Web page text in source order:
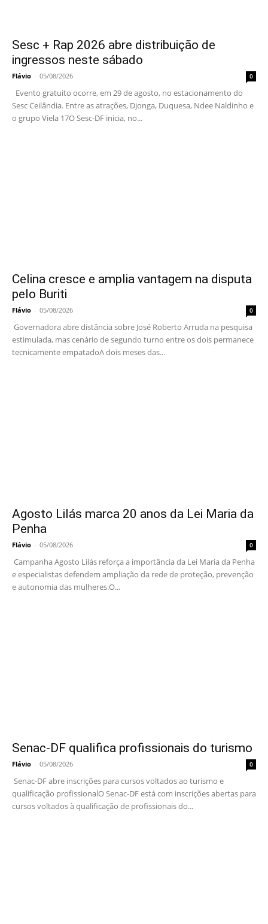
Sesc + Rap 2026 abre distribuição de
ingressos neste sábado
Flávio - 05/08/2026 0
Evento gratuito ocorre, em 29 de agosto, no estacionamento do
Sesc Ceilândia. Entre as atrações, Djonga, Duquesa, Ndee Naldinho e
o grupo Viela 17O Sesc-DF inicia, no...
Celina cresce e amplia vantagem na disputa
pelo Buriti
Flávio - 05/08/2026 0
Governadora abre distância sobre José Roberto Arruda na pesquisa
estimulada, mas cenário de segundo turno entre os dois permanece
tecnicamente empatadoA dois meses das...
Agosto Lilás marca 20 anos da Lei Maria da
Penha
Flávio - 05/08/2026 0
Campanha Agosto Lilás reforça a importância da Lei Maria da Penha
e especialistas defendem ampliação da rede de proteção, prevenção
e autonomia das mulheres.O...
Senac-DF qualifica profissionais do turismo
Flávio - 05/08/2026 0
Senac-DF abre inscrições para cursos voltados ao turismo e
qualificação profissionalO Senac-DF está com inscrições abertas para
cursos voltados à qualificação de profissionais do...